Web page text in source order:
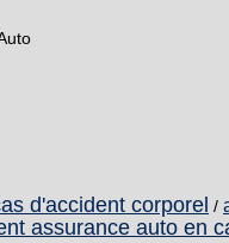
d'accident corporel /
assurance auto en